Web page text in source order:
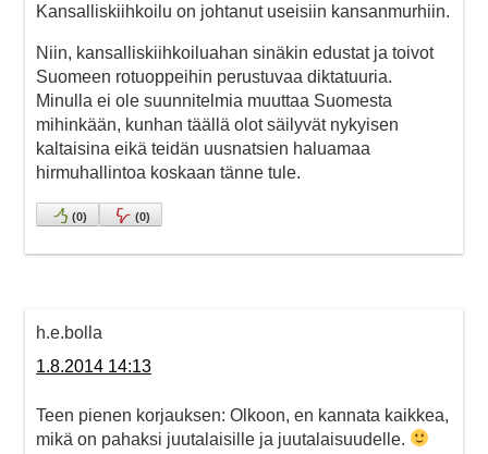
Kansalliskiihkoilu on johtanut useisiin kansanmurhiin.
Niin, kansalliskiihkoiluahan sinäkin edustat ja toivot
Suomeen rotuoppeihin perustuvaa diktatuuria.
Minulla ei ole suunnitelmia muuttaa Suomesta
mihinkään, kunhan täällä olot säilyvät nykyisen
kaltaisina eikä teidän uusnatsien haluamaa
hirmuhallintoa koskaan tänne tule.
(0) (0)
h.e.bolla
1.8.2014 14:13
Teen pienen korjauksen: Olkoon, en kannata kaikkea,
mikä on pahaksi juutalaisille ja juutalaisuudelle.